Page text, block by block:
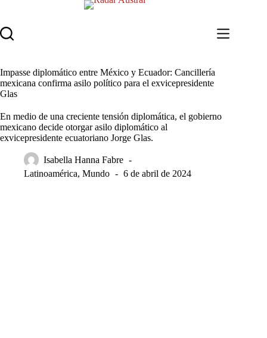
contenido
Impasse diplomático entre México y Ecuador: Cancillería
mexicana confirma asilo político para el exvicepresidente
Glas
En medio de una creciente tensión diplomática, el gobierno
mexicano decide otorgar asilo diplomático al
exvicepresidente ecuatoriano Jorge Glas.
Isabella Hanna Fabre
Latinoamérica, Mundo 6 de abril de 2024